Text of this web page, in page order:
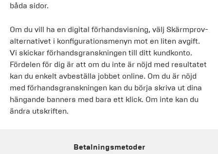
båda sidor.
Om du vill ha en digital förhandsvisning, välj Skärmprov-
alternativet i konfigurationsmenyn mot en liten avgift.
Vi skickar förhandsgranskningen till ditt kundkonto.
Fördelen för dig är att om du inte är nöjd med resultatet
kan du enkelt avbeställa jobbet online. Om du är nöjd
med förhandsgranskningen kan du börja skriva ut dina
hängande banners med bara ett klick. Om inte kan du
ändra utskriften.
Betalningsmetoder